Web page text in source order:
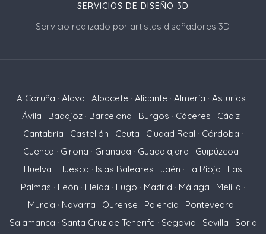
SERVICIOS DE DISEÑO 3D
Servicio realizado por artistas diseñadores 3D
A Coruña · Álava · Albacete · Alicante · Almería · Asturias ·
Ávila · Badajoz · Barcelona · Burgos · Cáceres · Cádiz ·
Cantabria · Castellón · Ceuta · Ciudad Real · Córdoba ·
Cuenca · Girona · Granada · Guadalajara · Guipúzcoa ·
Huelva · Huesca · Islas Baleares · Jaén · La Rioja · Las
Palmas · León · Lleida · Lugo · Madrid · Málaga · Melilla ·
Murcia · Navarra · Ourense · Palencia · Pontevedra ·
Salamanca · Santa Cruz de Tenerife · Segovia · Sevilla · Soria